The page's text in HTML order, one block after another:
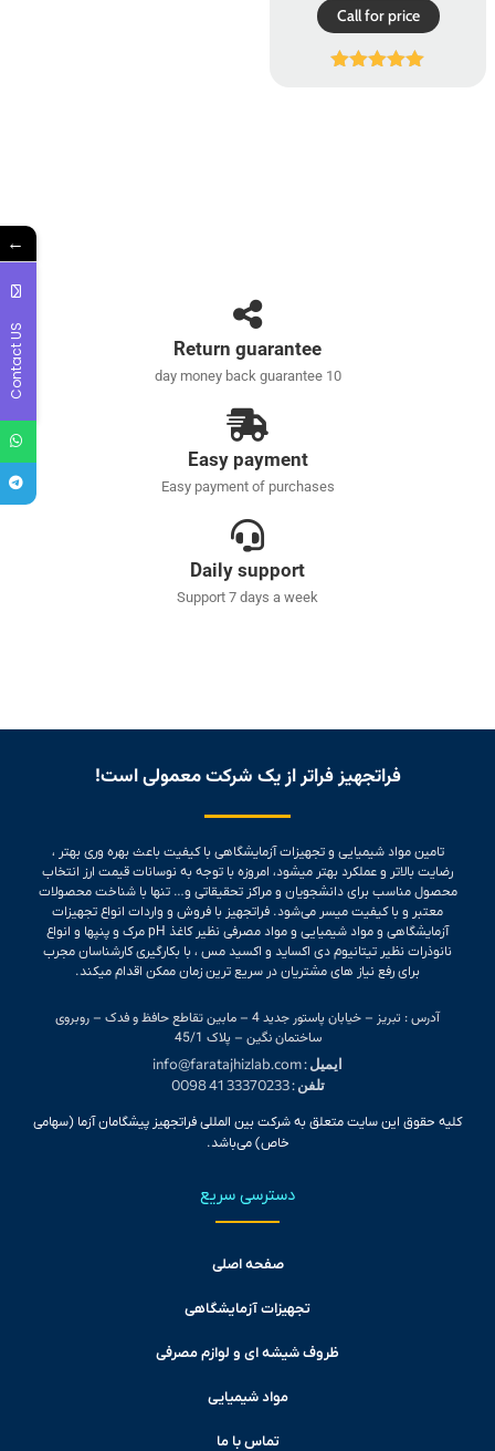
Call for price
Return guarantee
10 day money back guarantee
Easy payment
Easy payment of purchases
Daily support
Support 7 days a week
فراتجهیز فراتر از یک شرکت معمولی است!
تامین مواد شیمیایی و تجهیزات آزمایشگاهی با کیفیت باعث بهره وری بهتر ،
رضایت بالاتر و عملکرد بهتر میشود، امروزه با توجه به نوسانات قیمت ارز انتخاب
محصول مناسب برای دانشجویان و مراکز تحقیقاتی و… تنها با شناخت محصولات
معتبر و با کیفیت میسر می‌شود.فراتجهیز با فروش و واردات انواع تجهیزات
آزمایشگاهی و مواد شیمیایی و مواد مصرفی نظیر کاغذ pH مرک و پنپها و انواع
نانوذرات نظیر تیتانیوم دی اکساید و اکسید مس ، با بکارگیری کارشناسان مجرب
برای رفع نیاز های مشتریان در سریع ترین زمان ممکن اقدام میکند.
آدرس : تبریز – خیابان پاستور جدید 4 – مابین تقاطع حافظ و فدک – روبروی
ساختمان نگین – پلاک 45/1
ایمیل : info@faratajhizlab.com
تلفن: 33370233 41 0098
کلیه حقوق این سایت متعلق به شرکت بین المللی فراتجهیز پیشگامان آزما (سهامی
خاص) می‌باشد.
دسترسی سریع
صفحه اصلی
تجهیزات آزمایشگاهی
ظروف شیشه ای و لوازم مصرفی
مواد شیمیایی
تماس با ما
←
Contact US